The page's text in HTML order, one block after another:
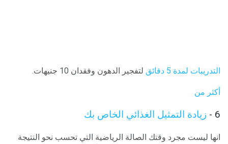
التدريبات لمدة 5 دقائق لتفجير الدهون وفقدان 10 جنيهات.
أكثر من
6 - زيادة التمثيل الغذائي الخاص بك
انها ليست مجرد وقتك الصالة الرياضية التي تحسب نحو النتيجة